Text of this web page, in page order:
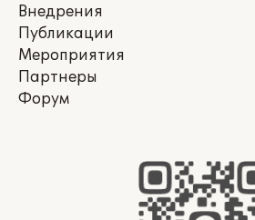
Внедрения
Публикации
Мероприятия
Партнеры
Форум